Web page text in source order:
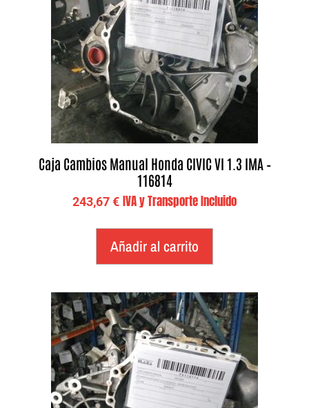
Caja Cambios Manual Honda CIVIC VI 1.3 IMA –
116814
243,67€ IVA y Transporte Incluido
Añadir al carrito